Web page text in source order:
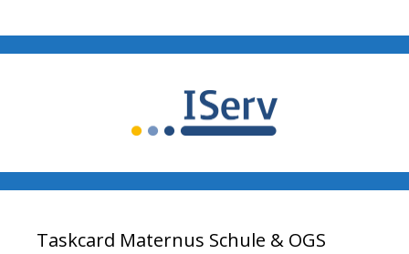
Taskcard Maternus Schule & OGS